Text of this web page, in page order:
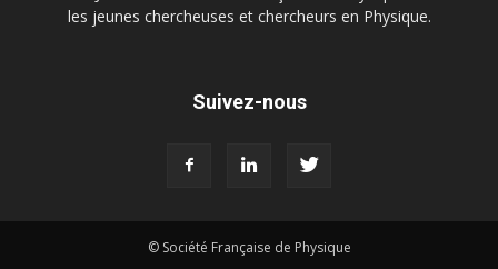
les jeunes chercheuses et chercheurs en Physique.
Suivez-nous
© Société Française de Physique